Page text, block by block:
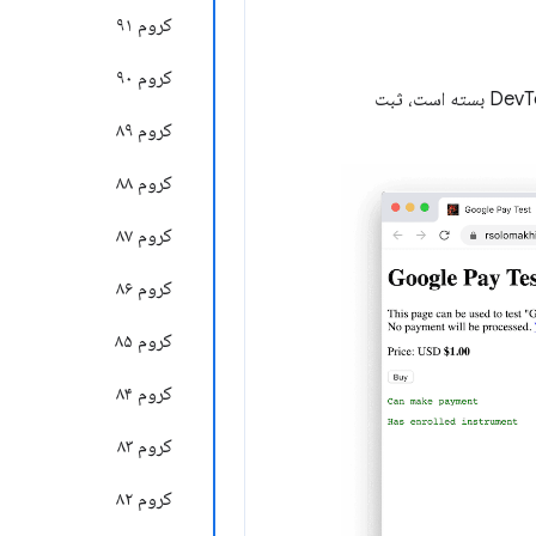
کروم ۹۱
کروم ۹۰
کروم ۸۹
کروم ۸۸
کروم ۸۷
کروم ۸۶
کروم ۸۵
کروم ۸۴
کروم ۸۳
کروم ۸۲
کلیک کنید. DevTools رویدادهای Payment Handler را به مدت ۳ روز، حتی زمانی که DevTools بسته است، ثبت